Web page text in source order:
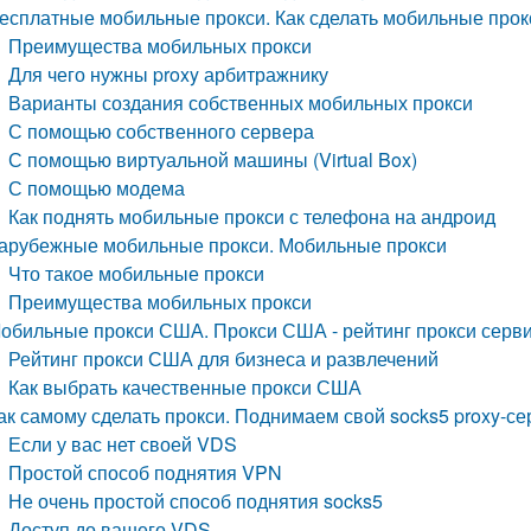
мобильные прокси. Как сделать мобильные
Преимущества мобильных прокси
Для чего нужны proxy арбитражнику
Варианты создания собственных мобильных прокси
С помощью собственного сервера
С помощью виртуальной машины (Virtual Box)
С помощью модема
Как поднять мобильные прокси с телефона на андроид
мобильные прокси. Мобильные прокси
Что такое мобильные прокси
Преимущества мобильных прокси
прокси США. Прокси США - рейтинг прокси
Рейтинг прокси США для бизнеса и развлечений
Как выбрать качественные прокси США
самому сделать прокси. Поднимаем свой socks5 proxy-
Если у вас нет своей VDS
Простой способ поднятия VPN
Не очень простой способ поднятия socks5